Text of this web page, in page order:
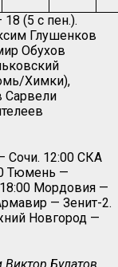
(5 с пен.).
Глушенков
Обухов
Химки),
Сарвели
Сочи. 12:00 СКА
Тюмень —
Мордовия —
— Зенит-2.
Новгород —